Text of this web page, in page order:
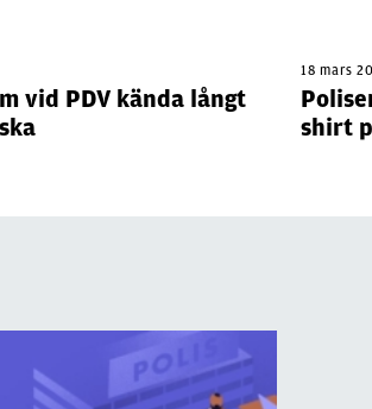
vid PDV kända långt
18 mars
shirt